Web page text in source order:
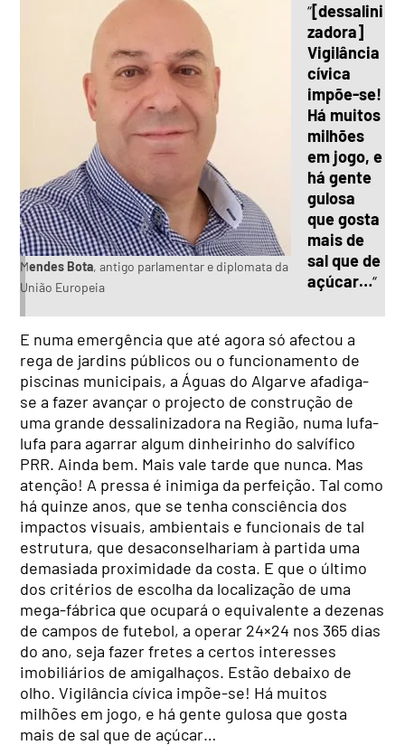
Mendes Bota, antigo parlamentar e diplomata da
União Europeia
“[dessalini
zadora]
Vigilância
cívica
impõe-se!
Há muitos
milhões
em jogo, e
há gente
gulosa
que gosta
mais de
sal que de
açúcar…“
E numa emergência que até agora só afectou a
rega de jardins públicos ou o funcionamento de
piscinas municipais, a Águas do Algarve afadiga-
se a fazer avançar o projecto de construção de
uma grande dessalinizadora na Região, numa lufa-
lufa para agarrar algum dinheirinho do salvífico
PRR. Ainda bem. Mais vale tarde que nunca. Mas
atenção! A pressa é inimiga da perfeição. Tal como
há quinze anos, que se tenha consciência dos
impactos visuais, ambientais e funcionais de tal
estrutura, que desaconselhariam à partida uma
demasiada proximidade da costa. E que o último
dos critérios de escolha da localização de uma
mega-fábrica que ocupará o equivalente a dezenas
de campos de futebol, a operar 24×24 nos 365 dias
do ano, seja fazer fretes a certos interesses
imobiliários de amigalhaços. Estão debaixo de
olho. Vigilância cívica impõe-se! Há muitos
milhões em jogo, e há gente gulosa que gosta
mais de sal que de açúcar…